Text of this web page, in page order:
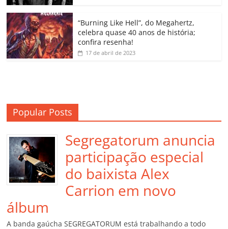
o
m
“Burning Like Hell”, do Megahertz,
celebra quase 40 anos de história;
confira resenha!
17 de abril de 2023
Popular Posts
Segregatorum anuncia
participação especial
do baixista Alex
Carrion em novo
álbum
A banda gaúcha SEGREGATORUM está trabalhando a todo